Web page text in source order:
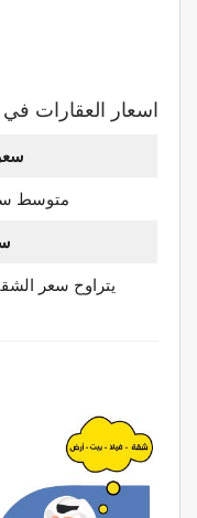
اسعار العقارات
متوسط سعر
يتراوح سعر الشقق للإيجار